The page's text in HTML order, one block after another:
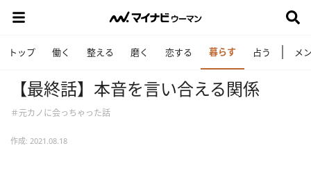
トップ 働く 整える 磨く 恋する 暮らす 占う メ
【最終話】本音を言い合える関係
＃元カノに会っちゃった話
作成: 2021.08.18